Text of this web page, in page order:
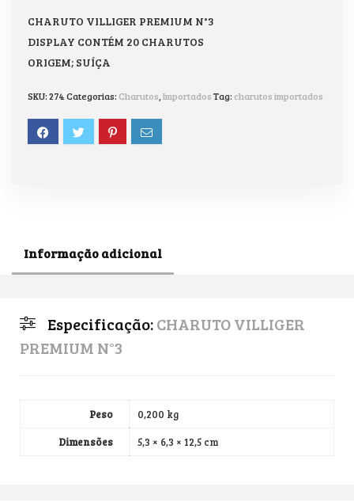
CHARUTO VILLIGER PREMIUM N°3
DISPLAY CONTÉM 20 CHARUTOS
ORIGEM; SUÍÇA
SKU:274Categorias: Charutos ImportadosTag: charutos importados
Informação adicional
Especificação:CHARUTO VILLIGER
PREMIUM N°3
Peso
0,200 kg
Dimensões
5,3 × 6,3 × 12,5 cm